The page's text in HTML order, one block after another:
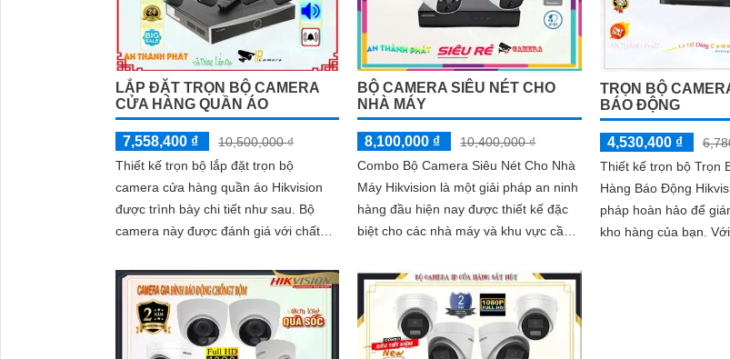
LẮP ĐẶT TRỌN BỘ CAMERA
CỬA HÀNG QUẦN ÁO
7,558,400 ₫
10,500,000 ₫
Thiết kế trọn bộ lắp đặt trọn bộ
camera cửa hàng quần áo Hikvision
được trình bày chi tiết như sau. Bộ
camera này được đánh giá với chất
định và có thể được quan sát từ xa
BỘ CAMERA SIÊU NÉT CHO
NHÀ MÁY
8,100,000 ₫
10,400,000 ₫
Combo Bộ Camera Siêu Nét Cho Nhà
Máy Hikvision là một giải pháp an ninh
hàng đầu hiện nay được thiết kế đặc
biệt cho các nhà máy và khu vực cần
TRỌN BỘ
BÁO ĐỘNG
4,530,400 ₫
Thiết kế trọn bộ Trọn
Hàng Báo Động
pháp hoàn hảo để
kho hàng của bạn. Với độ phân giải